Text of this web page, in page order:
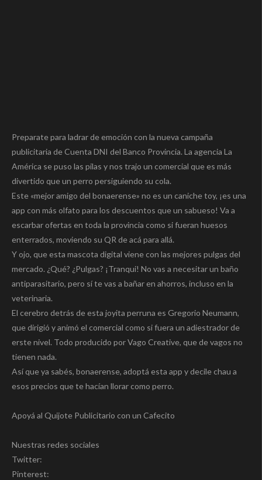
Preparate para ladrar de emoción con la nueva campaña
publicitaria de Cuenta DNI del Banco Provincia. La agencia La
América se puso las pilas y nos trajo un comercial que es más
divertido que un perro persiguiendo su cola.
Este «mejor amigo del bonaerense» no es un caniche toy, ¡es una
app con más olfato para los descuentos que un sabueso! Va a
escarbar ofertas en toda la provincia como si fueran huesos
enterrados, moviendo su QR de acá para allá.
Y ojo, que esta mascota digital viene con las mejores pulgas del
mercado. ¿Qué? ¿Pulgas? ¡Tranqui! No vas a necesitar un baño
antiparasitario, pero sí te vas a bañar en ahorros, incluso en la
veterinaria.
El cerebro detrás de esta joyita perruna es Gregorio Neumann,
que dirigió y animó el comercial como si fuera un adiestrador de
erste nivel. Todo producido por Vago Creative, que de vagos no
tienen nada.
Así que ya sabés, bonaerense, adoptá esta app y decile chau a
esos precios que te hacían llorar como perro.
Apoyá al Quijote Publicitario con un Cafecito
Nuestras redes sociales
Twitter:
Pinterest: